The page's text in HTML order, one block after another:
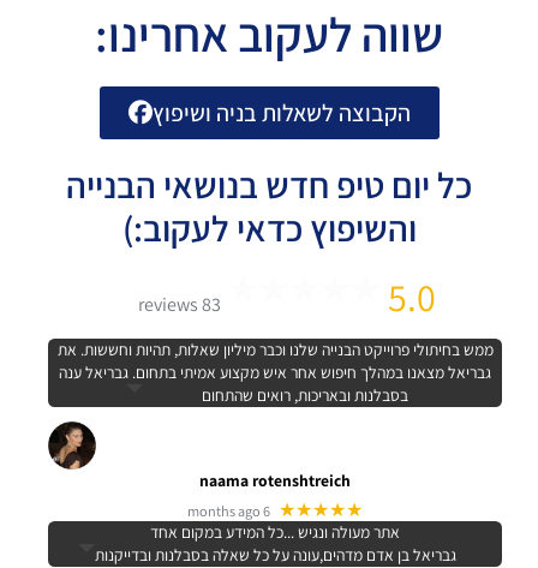
שווה לעקוב אחרינו:
הקבוצה לשאלות בניה ושיפוץ
כל יום טיפ חדש בנושאי הבנייה
והשיפוץ כדאי לעקוב:)
5.0
83 reviews
ממש בחיתולי פרוייקט הבנייה שלנו וכבר מיליון שאלות, תהיות וחששות. את
גבריאל מצאנו במהלך חיפוש אחר איש מקצוע אמיתי בתחום. גבריאל ענה
בסבלנות ובאריכות, רואים שהתחום
naama rotenshtreich
★★★★★
6 months ago
אתר מעולה ונגיש ...כל המידע במקום אחד
גבריאל בן אדם מדהים,עונה על כל שאלה בסבלנות ובדייקנות